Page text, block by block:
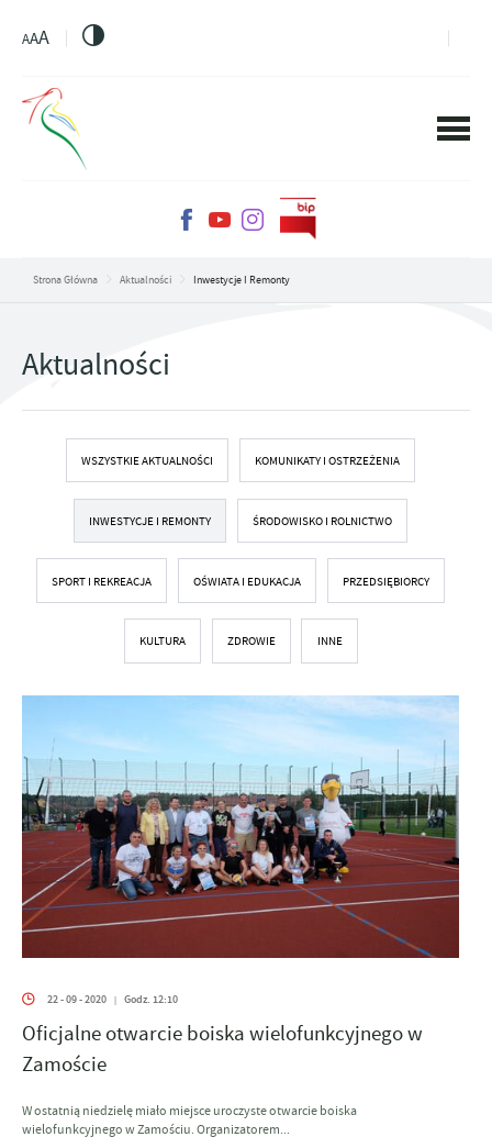
AAA
Strona Główna Aktualności Inwestycje I Remonty
Aktualności
WSZYSTKIE AKTUALNOŚCI KOMUNIKATY I OSTRZEŻENIA
INWESTYCJE I REMONTY ŚRODOWISKO I ROLNICTWO
SPORT I REKREACJA OŚWIATA I EDUKACJA PRZEDSIĘBIORCY
KULTURA ZDROWIE INNE
22 - 09 - 2020 | Godz. 12:10
Oficjalne otwarcie boiska wielofunkcyjnego w
Zamoście
W ostatnią niedzielę miało miejsce uroczyste otwarcie boiska
wielofunkcyjnego w Zamościu. Organizatorem...